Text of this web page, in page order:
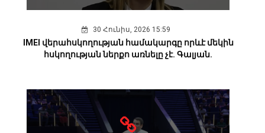
30 Հունիս, 2026 15:59
IMEI վերահսկողության համակարգը որևէ մեկին
հսկողության ներքո առնելը չէ. Գալյան.